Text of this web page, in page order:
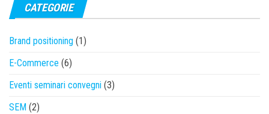
CATEGORIE
Brand positioning (1)
E-Commerce (6)
Eventi seminari convegni (3)
SEM (2)